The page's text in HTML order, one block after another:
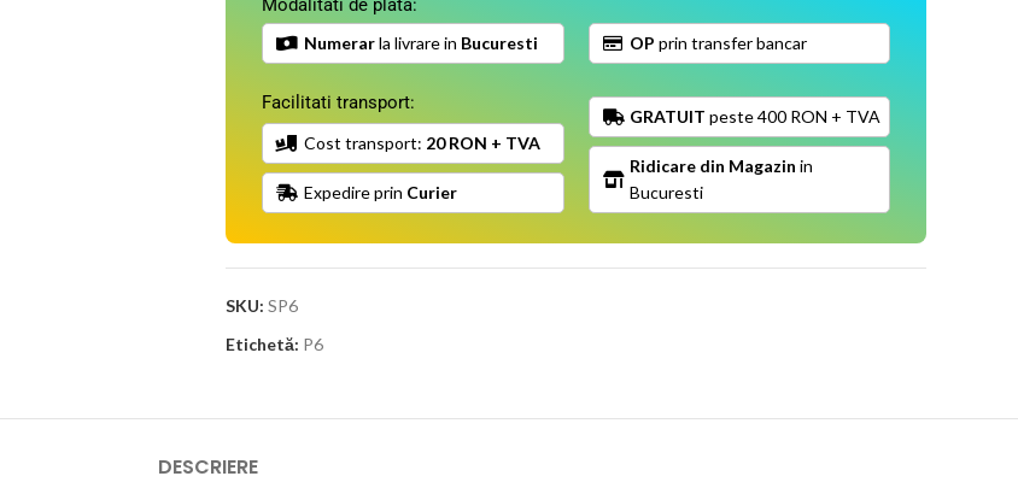
Modalitati de plata:
Numerarla livrare in Bucuresti OP prin transfer bancar
Facilitati transport:
Cost transport: 20 RON + TVA
Expedire prin Curier
GRATUIT peste 400 RON + TVA
Ridicare din Magazin in
Bucuresti
SKU: SP6
Etichetă: P6
DESCRIERE